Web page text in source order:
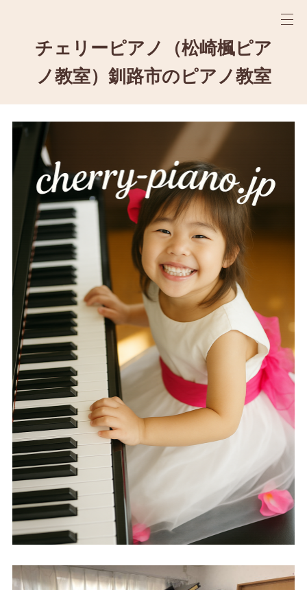
チェリーピアノ（松崎楓ピア
ノ教室）釧路市のピアノ教室